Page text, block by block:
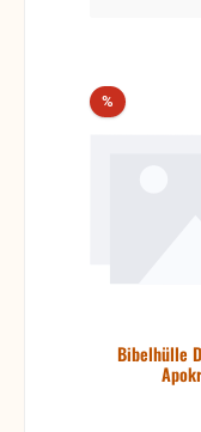
%Rabatt
Bibelhülle